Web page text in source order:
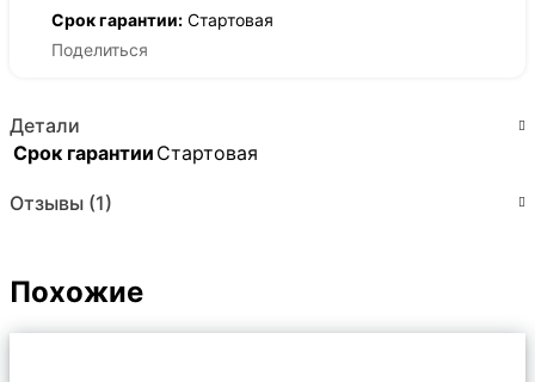
Срок гарантии: Стартовая
Поделиться
Детали
Срок гарантии Стартовая
Отзывы (1)
Похожие